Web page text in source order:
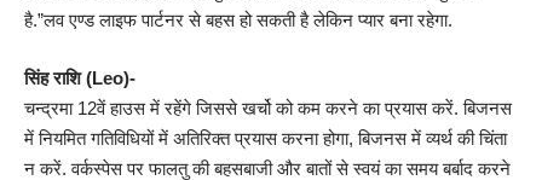
है.”लव एण्ड लाइफ पार्टनर से बहस हो सकती है लेकिन प्यार बना रहेगा.
सिंह राशि (Leo)-
चन्द्रमा 12वें हाउस में रहेंगे जिससे खर्चो को कम करने का प्रयास करें. बिजनस
में नियमित गतिविधियों में अतिरिक्त प्रयास करना होगा, बिजनस में व्यर्थ की चिंता
न करें. वर्कस्पेस पर फालतु की बहसबाजी और बातों से स्वयं का समय बर्बाद करने